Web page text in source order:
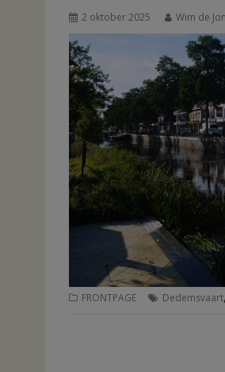
2 oktober 2025 Wim de
FRONTPAGE Dedemsvaart,